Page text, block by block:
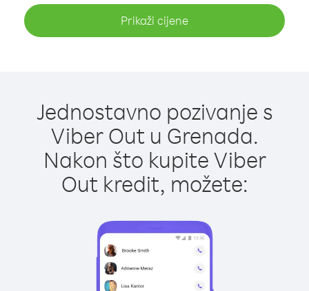
Prikaži cijene
Jednostavno pozivanje s
Viber Out u Grenada.
Nakon što kupite Viber
Out kredit, možete: